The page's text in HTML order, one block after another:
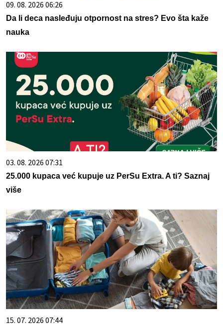
09. 08. 2026 06:26
Da li deca nasleđuju otpornost na stres? Evo šta kaže
nauka
03. 08. 2026 07:31
25.000 kupaca već kupuje uz PerSu Extra. A ti? Saznaj
više
15. 07. 2026 07:44